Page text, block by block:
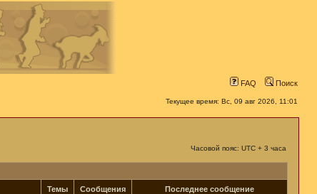
FAQ Поиск
Текущее время: Вс, 09 авг 2026, 11:01
Часовой пояс: UTC + 3 часа
Темы Сообщения Последнее сообщение